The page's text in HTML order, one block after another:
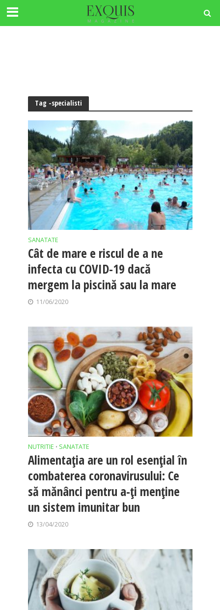
Tag -specialisti
SANATATE
Cât de mare e riscul de a ne
infecta cu COVID-19 dacă
mergem la piscină sau la mare
11/06/2020
NUTRITIE • SANATATE
Alimentația are un rol esențial în
combaterea coronavirusului: Ce
să mănânci pentru a-ți menține
un sistem imunitar bun
13/04/2020